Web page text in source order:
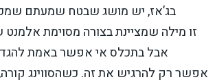
בג’אז, יש מושג שבטח שמעתם
זו מילה שמציינת בצורה מסוימת
אבל בתכלס אי אפשר באמת
אפשר רק להרגיש את זה. כשהסווינג